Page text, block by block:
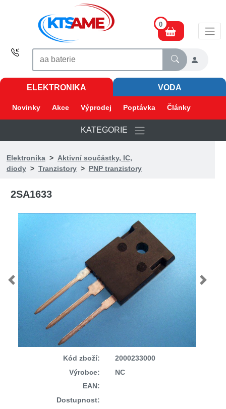
0
ELEKTRONIKA VODA
Novinky Akce Výprodej Poptávka Články
KATEGORIE
Elektronika> Aktivní součástky, IC,
diody> Tranzistory> PNP tranzistory
2SA1633
Previous Next
Kód zboží:
2000233000
Výrobce:
NC
EAN:
Dostupnost: